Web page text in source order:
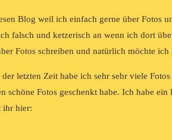
Blog weil ich einfach gerne über Fotos
und ketzerisch an wenn ich dort
Fotos schreiben und natürlich möchte
letzten Zeit habe ich sehr sehr viele
Fotos geschenkt habe. Ich habe
ihr hier: